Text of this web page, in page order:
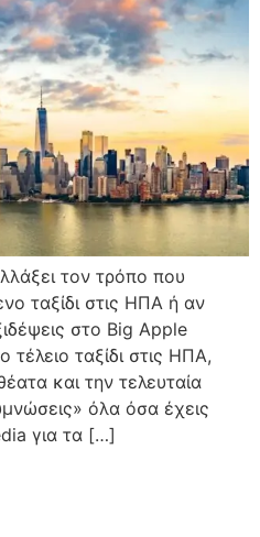
τον τρόπο που
ταξίδι στις ΗΠΑ ή αν
στο Big Apple
τέλειο ταξίδι στις ΗΠΑ,
και την τελευταία
όλα όσα έχεις
για τα […]